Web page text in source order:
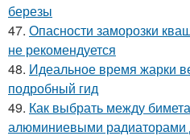
березы
47. Опасности заморозки
не рекомендуется
48. Идеальное время жарки
подробный гид
49. Как выбрать между
алюминиевыми радиаторами